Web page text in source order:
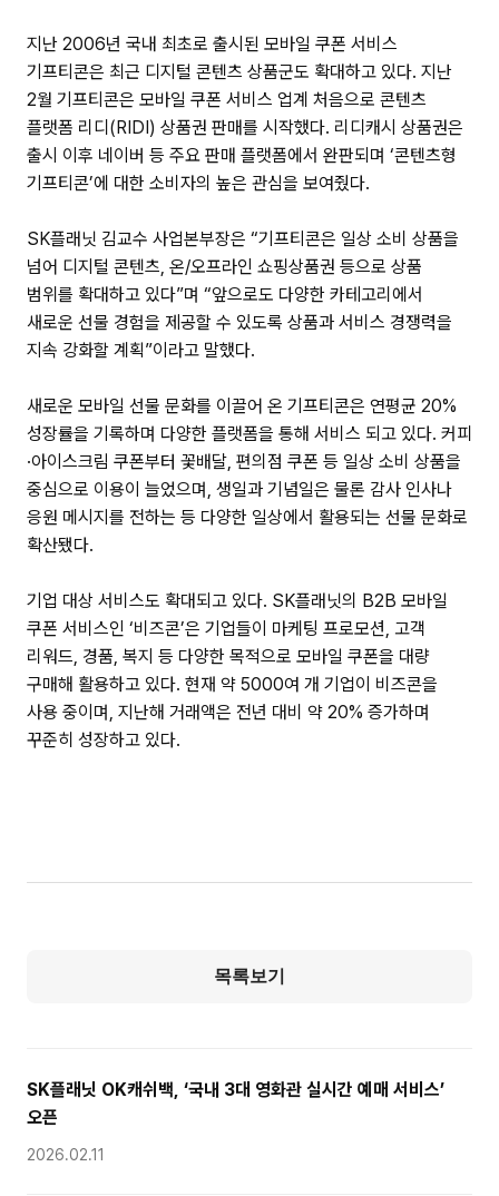
지난 2006년 국내 최초로 출시된 모바일 쿠폰 서비스
기프티콘은 최근 디지털 콘텐츠 상품군도 확대하고 있다. 지난
2월 기프티콘은 모바일 쿠폰 서비스 업계 처음으로 콘텐츠
플랫폼 리디(RIDI) 상품권 판매를 시작했다. 리디캐시 상품권은
출시 이후 네이버 등 주요 판매 플랫폼에서 완판되며 ‘콘텐츠형
기프티콘’에 대한 소비자의 높은 관심을 보여줬다.
SK플래닛 김교수 사업본부장은 “기프티콘은 일상 소비 상품을
넘어 디지털 콘텐츠, 온/오프라인 쇼핑상품권 등으로 상품
범위를 확대하고 있다”며 “앞으로도 다양한 카테고리에서
새로운 선물 경험을 제공할 수 있도록 상품과 서비스 경쟁력을
지속 강화할 계획”이라고 말했다.
새로운 모바일 선물 문화를 이끌어 온 기프티콘은 연평균 20%
성장률을 기록하며 다양한 플랫폼을 통해 서비스 되고 있다. 커피
·아이스크림 쿠폰부터 꽃배달, 편의점 쿠폰 등 일상 소비 상품을
중심으로 이용이 늘었으며, 생일과 기념일은 물론 감사 인사나
응원 메시지를 전하는 등 다양한 일상에서 활용되는 선물 문화로
확산됐다.
기업 대상 서비스도 확대되고 있다. SK플래닛의 B2B 모바일
쿠폰 서비스인 ‘비즈콘’은 기업들이 마케팅 프로모션, 고객
리워드, 경품, 복지 등 다양한 목적으로 모바일 쿠폰을 대량
구매해 활용하고 있다. 현재 약 5000여 개 기업이 비즈콘을
사용 중이며, 지난해 거래액은 전년 대비 약 20% 증가하며
꾸준히 성장하고 있다.
목록보기
SK플래닛 OK캐쉬백, ‘국내 3대 영화관 실시간 예매 서비스’
오픈
2026.02.11